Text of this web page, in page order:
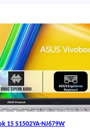
15 S1502YA-NJ679W